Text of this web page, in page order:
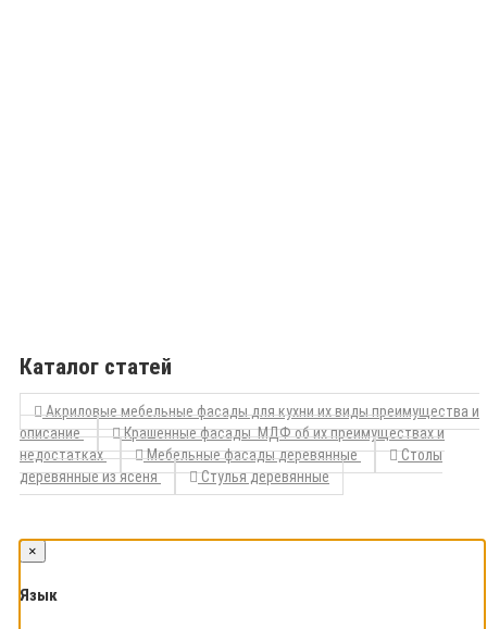
Каталог статей
Акриловые мебельные фасады для кухни их виды преимущества и
описание
Крашенные фасады МДФ об их преимуществах и
недостатках
Мебельные фасады деревянные
Столы
деревянные из ясеня
Стулья деревянные
×
Язык